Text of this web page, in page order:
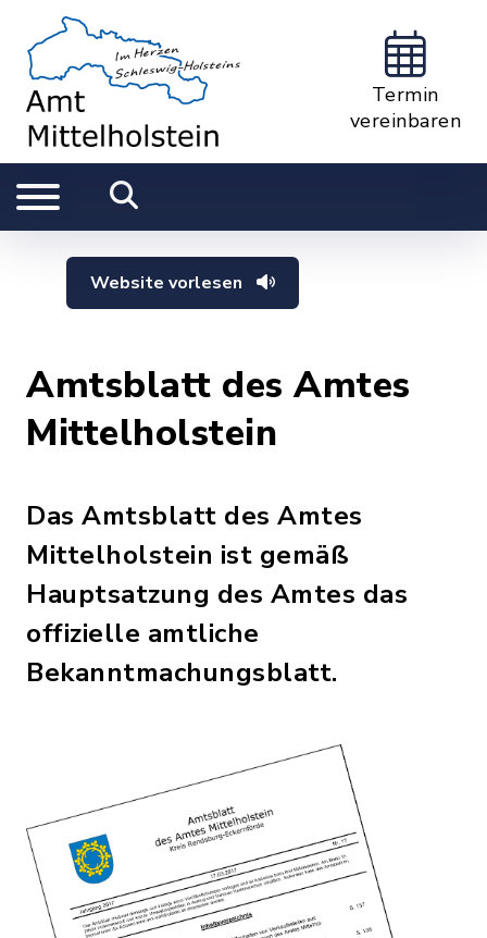
Termin
vereinbaren
Website vorlesen
Amtsblatt des Amtes
Mittelholstein
Das Amtsblatt des Amtes
Mittelholstein ist gemäß
Hauptsatzung des Amtes das
offizielle amtliche
Bekanntmachungsblatt.